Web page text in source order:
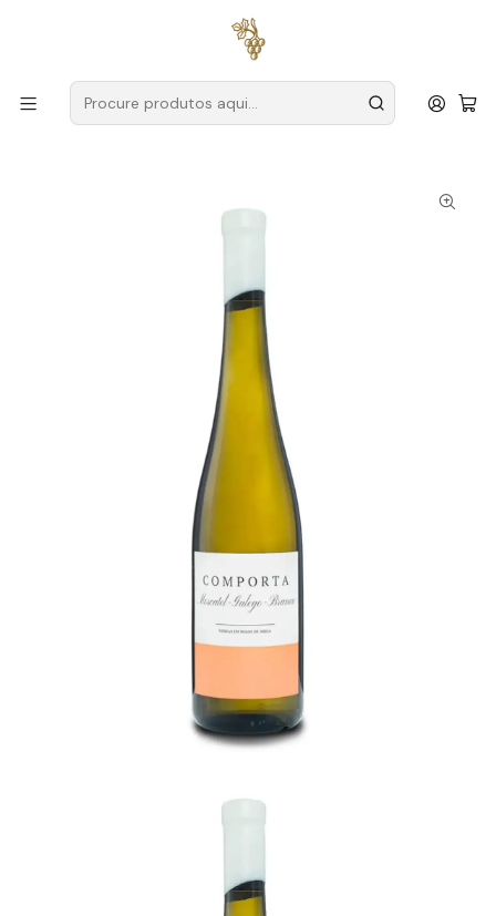
para encomendas a partir de
Produtores Setúbal
Herdade da Comporta
Herdade da Comporta Moscatel Galego Setúbal Branco
75cl